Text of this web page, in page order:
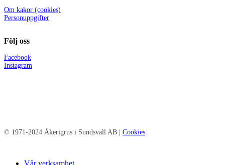
Om kakor (cookies)
Personuppgifter
Följ oss
Facebook
Instagram
© 1971-2024 Åkerigrus i Sundsvall AB | Cookies
Close Vår verksamhet